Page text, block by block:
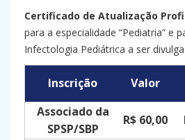
Certificado de Atualização
para a especialidade “Pediatria” e
Infectologia Pediátrica a ser
Inscrição Valor
Associado da
SPSP/SBP
R$ 60,00